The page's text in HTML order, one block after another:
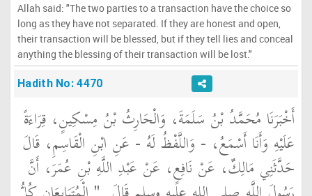
Allah said: "The two parties to a transaction have the choice so
long as they have not separated. If they are honest and open,
their transaction will be blessed, but if they tell lies and conceal
anything the blessing of their transaction will be lost."
Hadith No: 4470
أَخْبَرَنَا مُحَمَّدُ بْنُ سَلَمَةَ، وَالْحَارِثُ بْنُ مِسْكِينٍ، قِرَاءَةً
عَلَيْهِ وَأَنَا أَسْمَعُ، - وَاللَّفْظُ لَهُ - عَنِ ابْنِ الْقَاسِمِ، قَالَ
حَدَّثَنِي مَالِكٌ، عَنْ نَافِعٍ، عَنْ عَبْدِ اللَّهِ بْنِ عُمَرَ، أَنَّ